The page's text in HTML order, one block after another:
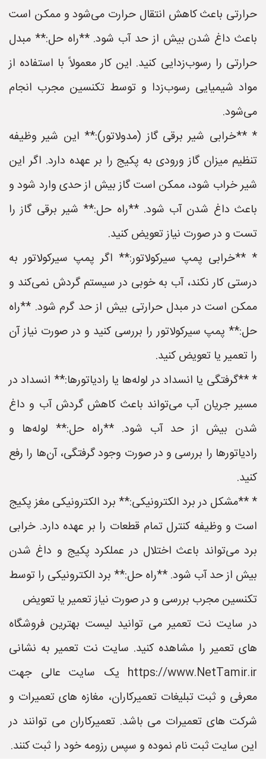
حرارتی باعث کاهش انتقال حرارت می‌شود و ممکن است
باعث داغ شدن بیش از حد آب شود. **راه حل:** مبدل
حرارتی را رسوب‌زدایی کنید. این کار معمولاً با استفاده از
مواد شیمیایی رسوب‌زدا و توسط تکنسین مجرب انجام
می‌شود.
* **خرابی شیر برقی گاز (مدولاتور):** این شیر وظیفه
تنظیم میزان گاز ورودی به پکیج را بر عهده دارد. اگر این
شیر خراب شود، ممکن است گاز بیش از حدی وارد شود و
باعث داغ شدن آب شود. **راه حل:** شیر برقی گاز را
تست و در صورت نیاز تعویض کنید.
* **خرابی پمپ سیرکولاتور:** اگر پمپ سیرکولاتور به
درستی کار نکند، آب به خوبی در سیستم گردش نمی‌کند و
ممکن است در مبدل حرارتی بیش از حد گرم شود. **راه
حل:** پمپ سیرکولاتور را بررسی کنید و در صورت نیاز آن
را تعمیر یا تعویض کنید.
* **گرفتگی یا انسداد در لوله‌ها یا رادیاتورها:** انسداد در
مسیر جریان آب می‌تواند باعث کاهش گردش آب و داغ
شدن بیش از حد آب شود. **راه حل:** لوله‌ها و
رادیاتورها را بررسی و در صورت وجود گرفتگی، آن‌ها را رفع
کنید.
* **مشکل در برد الکترونیکی:** برد الکترونیکی مغز پکیج
است و وظیفه کنترل تمام قطعات را بر عهده دارد. خرابی
برد می‌تواند باعث اختلال در عملکرد پکیج و داغ شدن
بیش از حد آب شود. **راه حل:** برد الکترونیکی را توسط
تکنسین مجرب بررسی و در صورت نیاز تعمیر یا تعویض
در سایت نت تعمیر می توانید لیست بهترین فروشگاه
های تعمیر را مشاهده کنید. سایت نت تعمیر به نشانی
https://www.NetTamir.ir یک سایت عالی جهت
معرفی و ثبت تبلیغات تعمیرکاران، مغازه های تعمیرات و
شرکت های تعمیرات می باشد. تعمیرکاران می توانند در
این سایت ثبت نام نموده و سپس رزومه خود را ثبت کنند.